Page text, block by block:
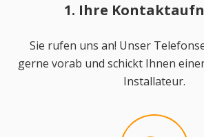
1. Ihre
Sie rufen uns an! Unser
gerne vorab und schickt Ihnen
Installateur.